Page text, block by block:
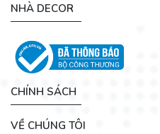
các góc cạnh của mẫu bàn ăn
lạ mắt đem lại vẻ đẹp
NHÀ DECOR
CHÍNH SÁCH
VỀ CHÚNG TÔI